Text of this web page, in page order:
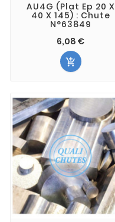
AU4G (Plat Ep 20 X
40 X 145) : Chute
N°63849
6,08 €
